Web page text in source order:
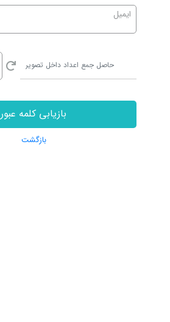
ایمیل
بازیابی کلمه عبور
بازگشت